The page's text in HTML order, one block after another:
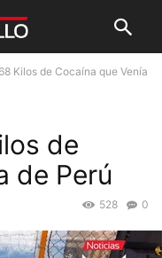
Kilos de Cocaína que Venía
de
de Perú
0
528